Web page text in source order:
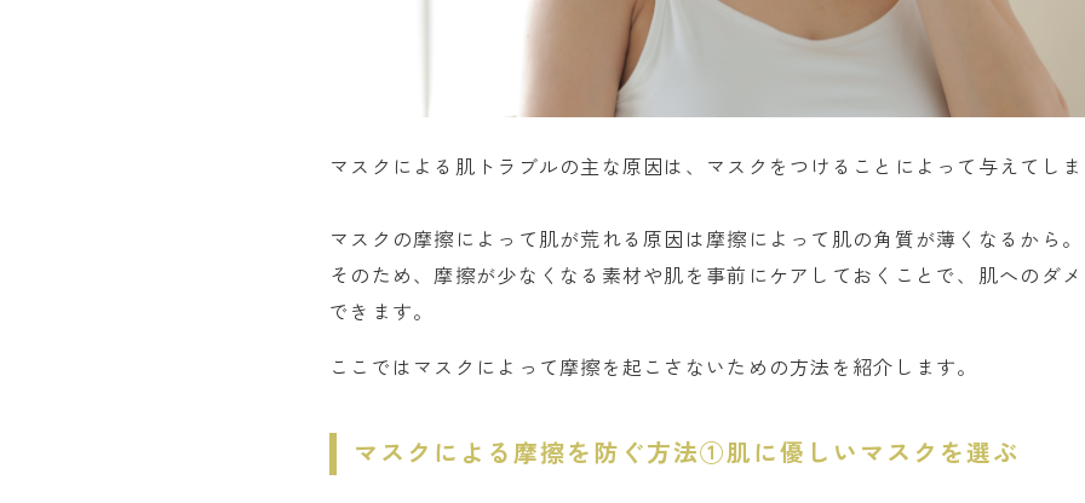
マスクによる肌トラブルの主な原因は、マスクをつけることによって与えてし
マスクの摩擦によって肌が荒れる原因は摩擦によって肌の角質が薄くなるから。
そのため、摩擦が少なくなる素材や肌を事前にケアしておくことで、肌へのダ
できます。
ここではマスクによって摩擦を起こさないための方法を紹介します。
マスクによる摩擦を防ぐ方法①肌に優しいマスクを選ぶ